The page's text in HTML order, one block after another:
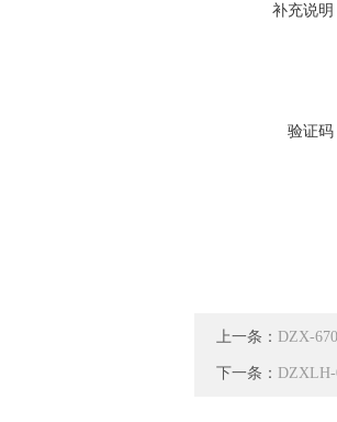
补充说明
验证码
上一条： DZX-
下一条：